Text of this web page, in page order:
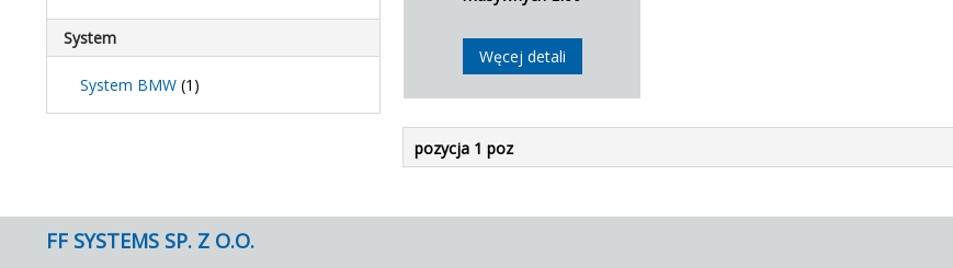
System
System BMW (1)
Węcej detali
pozycja 1 poz
FF SYSTEMS SP. Z O.O.